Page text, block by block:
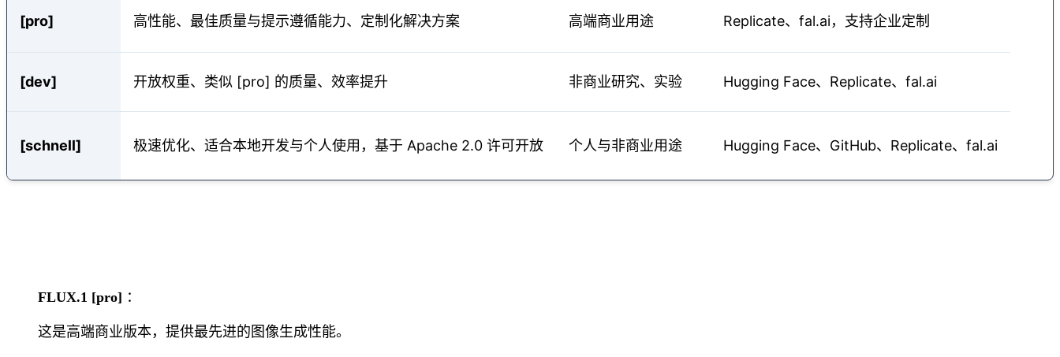
[pro] 高性能、最佳质量与提示遵循能力、定制化解决方案 高端商业用途 Replicate、fal.ai，支持企业定制
[dev] 开放权重、类似 [pro] 的质量、效率提升 非商业研究、实验 Hugging Face、Replicate、fal.ai
[schnell] 极速优化、适合本地开发与个人使用，基于 Apache 2.0 许可开放 个人与非商业用途 Hugging Face、GitHub、Replicate、fal.ai
FLUX.1 [pro] ：
这是高端商业版本，提供最先进的图像生成性能。